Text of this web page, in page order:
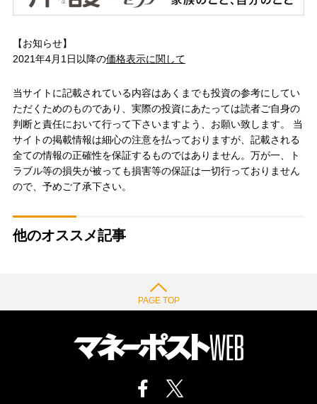
【お知らせ】
2021年4月1日以降の価格表示に関して
当サイトに記載されている内容はあくまでも投資の参考にしてい
ただくためのものであり、実際の投資にあたっては読者ご自身の
判断と責任において行って下さいますよう、お願い致します。 当
サイトの掲載情報は細心の注意を払っておりますが、記載される
全ての情報の正確性を保証するものではありません。万が一、ト
ラブル等の損失が被っても損害等の保証は一切行っておりません
ので、予めご了承下さい。
他のオススメ記事
PAGE TOP